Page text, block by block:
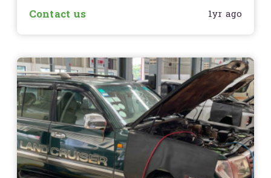
Contact us 1yr ago